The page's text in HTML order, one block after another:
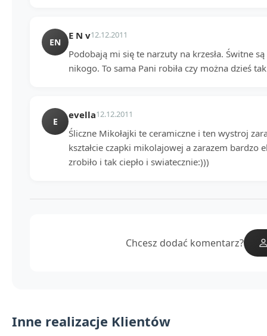
EN
E N v12.12.2011
Podobają mi się te narzuty na krzesła. Świtne
nikogo. To sama Pani robiła czy można dzieś
E
evella12.12.2011
Śliczne Mikołajki te ceramiczne i ten wystroj
kształcie czapki mikolajowej a zarazem bardzo
zrobiło i tak ciepło i swiatecznie:)))
Chcesz dodać komentarz?
Inne realizacje Klientów